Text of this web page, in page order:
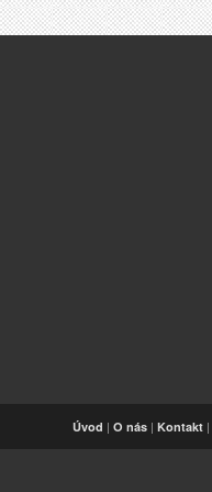
Úvod | O nás | Kontakt |